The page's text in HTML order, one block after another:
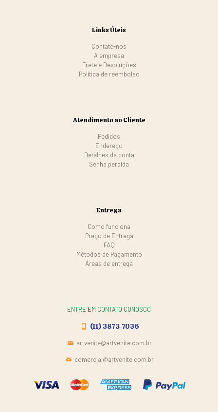
Links Úteis
Contate-nos
A empresa
Frete e Devoluções
Politica de reembolso
Atendimento ao Cliente
Pedidos
Endereço
Detalhes da conta
Senha perdida
Entrega
Como funciona
Preço de Entrega
FAQ
Métodos de Pagamento
Áreas de entrega
ENTRE EM CONTATO CONOSCO
(11) 3873-7036
artvenite@artvenite.com.br
comercial@artvenite.com.br